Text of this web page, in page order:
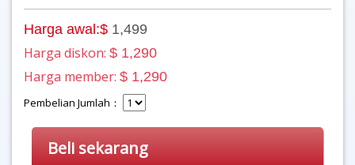
Harga awal:$ 1,499
Harga diskon: $ 1,290
Harga member: $ 1,290
Pembelian Jumlah：
Beli sekarang